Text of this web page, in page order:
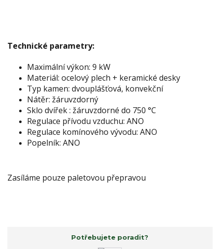
Technické parametry:
Maximální výkon: 9 kW
Materiál: ocelový plech + keramické desky
Typ kamen: dvouplášťová, konvekční
Nátěr: žáruvzdorný
Sklo dvířek : žáruvzdorné do 750 °C
Regulace přívodu vzduchu: ANO
Regulace komínového vývodu: ANO
Popelník: ANO
Zasíláme pouze paletovou přepravou
Potřebujete poradit?